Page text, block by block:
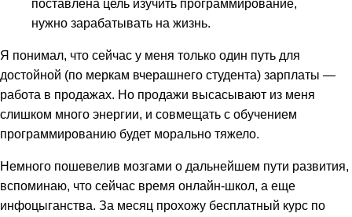
нужно зарабатывать на жизнь.
Я понимал, что сейчас у меня только один путь для
достойной (по меркам вчерашнего студента) зарплаты —
работа в продажах. Но продажи высасывают из меня
слишком много энергии, и совмещать с обучением
программированию будет морально тяжело.
Немного пошевелив мозгами о дальнейшем пути развития,
вспоминаю, что сейчас время онлайн-школ, а еще
инфоцыганства. За месяц прохожу бесплатный курс по